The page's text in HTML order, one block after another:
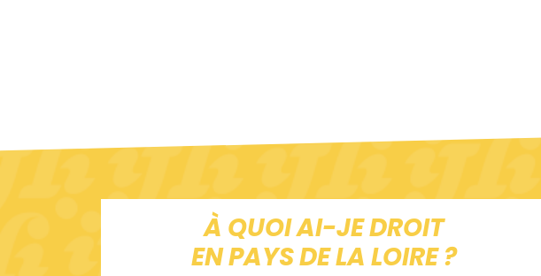
À QUOI AI-JE DROIT
EN PAYS DE LA LOIRE ?